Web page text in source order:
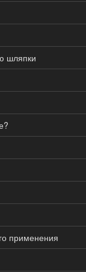
шляпки
применения